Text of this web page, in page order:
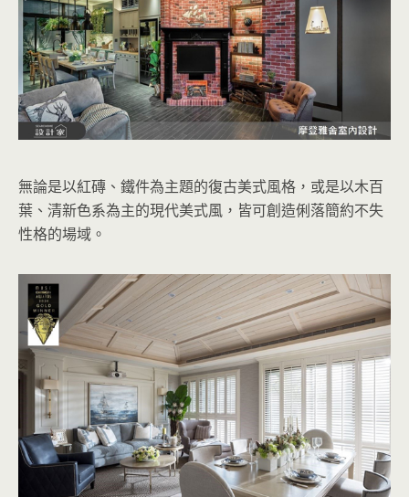
無論是以紅磚、鐵件為主題的復古美式風格，或是以木百
葉、清新色系為主的現代美式風，皆可創造俐落簡約不失
性格的場域。